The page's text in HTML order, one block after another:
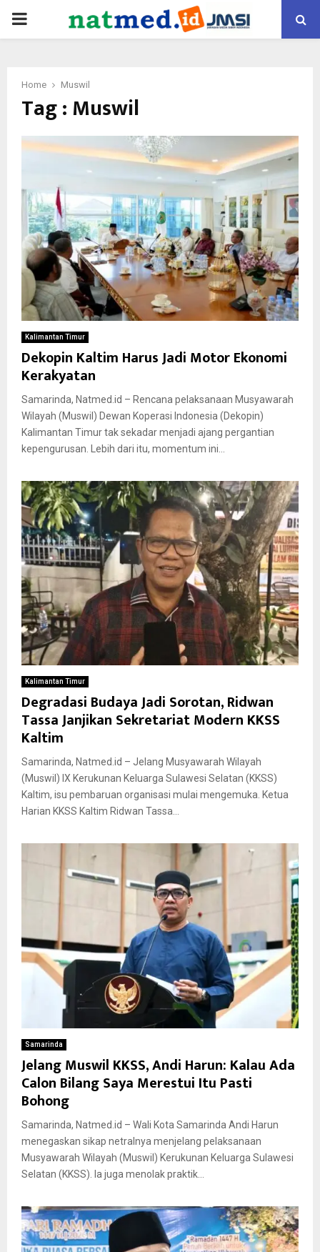
PRIMARY
Home Muswil
Tag : Muswil
Kalimantan Timur
Dekopin Kaltim Harus Jadi Motor Ekonomi
Kerakyatan
Samarinda, Natmed.id – Rencana pelaksanaan Musyawarah
Wilayah (Muswil) Dewan Koperasi Indonesia (Dekopin)
Kalimantan Timur tak sekadar menjadi ajang pergantian
kepengurusan. Lebih dari itu, momentum ini...
Kalimantan Timur
Degradasi Budaya Jadi Sorotan, Ridwan
Tassa Janjikan Sekretariat Modern KKSS
Kaltim
Samarinda, Natmed.id – Jelang Musyawarah Wilayah
(Muswil) IX Kerukunan Keluarga Sulawesi Selatan (KKSS)
Kaltim, isu pembaruan organisasi mulai mengemuka. Ketua
Harian KKSS Kaltim Ridwan Tassa...
Samarinda
Jelang Muswil KKSS, Andi Harun: Kalau Ada
Calon Bilang Saya Merestui Itu Pasti
Bohong
Samarinda, Natmed.id – Wali Kota Samarinda Andi Harun
menegaskan sikap netralnya menjelang pelaksanaan
Musyawarah Wilayah (Muswil) Kerukunan Keluarga Sulawesi
Selatan (KKSS). Ia juga menolak praktik...